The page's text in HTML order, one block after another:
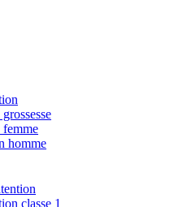
homme
classe 1